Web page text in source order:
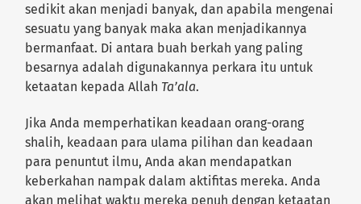
sedikit akan menjadi banyak, dan apabila mengenai
sesuatu yang banyak maka akan menjadikannya
bermanfaat. Di antara buah berkah yang paling
besarnya adalah digunakannya perkara itu untuk
ketaatan kepada Allah Ta’ala.
Jika Anda memperhatikan keadaan orang-orang
shalih, keadaan para ulama pilihan dan keadaan
para penuntut ilmu, Anda akan mendapatkan
keberkahan nampak dalam aktifitas mereka. Anda
akan melihat waktu mereka penuh dengan ketaatan